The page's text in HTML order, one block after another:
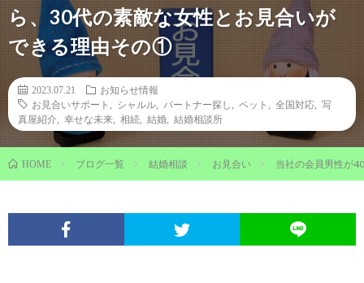
ら、30代の素敵な女性とお見合いが
できる理由その①
2023.07.21
お知らせ情報
お見合いサポート
シャルル パートナー探し ペット 全国対応
写
真屋紹介
幸せな未来 相続 結婚 結婚相談所
HOME ブログ一覧 結婚相談 お見合い 当社の会員男性が